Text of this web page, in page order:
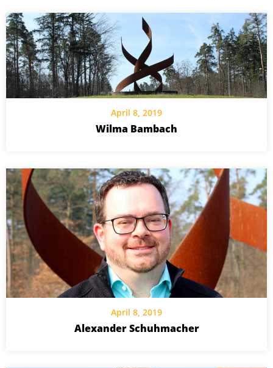
April 8, 2019
Wilma Bambach
April 8, 2019
Alexander Schuhmacher